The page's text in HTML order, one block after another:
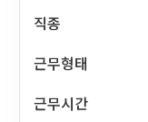
직종
근무형태
근무시간